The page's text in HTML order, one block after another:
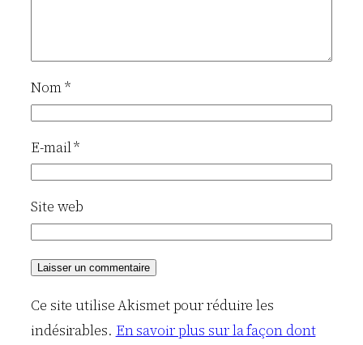
Nom*
E-mail*
Site web
Ce site utilise Akismet pour réduire les
indésirables. En savoir plus sur la façon dont